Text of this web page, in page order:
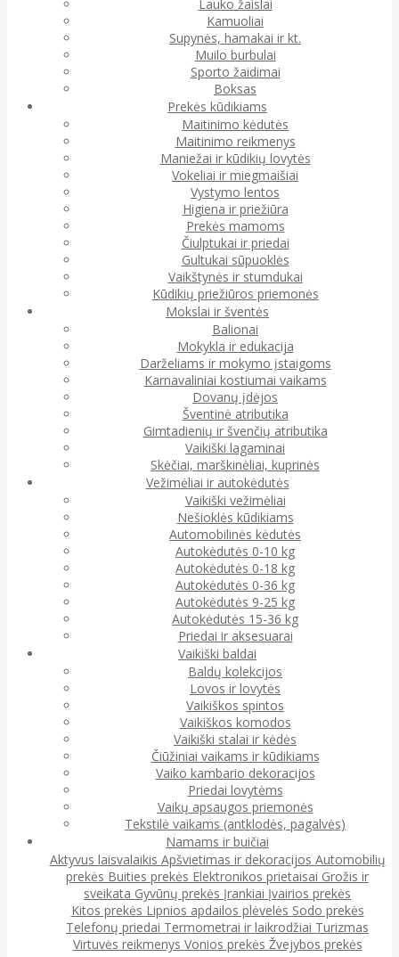
Lauko žaislai
Kamuoliai
Supynės, hamakai ir kt.
Muilo burbulai
Sporto žaidimai
Boksas
Prekės kūdikiams
Maitinimo kėdutės
Maitinimo reikmenys
Maniežai ir kūdikių lovytės
Vokeliai ir miegmaišiai
Vystymo lentos
Higiena ir priežiūra
Prekės mamoms
Čiulptukai ir priedai
Gultukai sūpuoklės
Vaikštynės ir stumdukai
Kūdikių priežiūros priemonės
Mokslai ir šventės
Balionai
Mokykla ir edukacija
Darželiams ir mokymo įstaigoms
Karnavaliniai kostiumai vaikams
Dovanų įdėjos
Šventinė atributika
Gimtadienių ir švenčių atributika
Vaikiški lagaminai
Skėčiai, marškinėliai, kuprinės
Vežimėliai ir autokėdutės
Vaikiški vežimėliai
Nešioklės kūdikiams
Automobilinės kėdutės
Autokėdutės 0-10 kg
Autokėdutės 0-18 kg
Autokėdutės 0-36 kg
Autokėdutės 9-25 kg
Autokėdutės 15-36 kg
Priedai ir aksesuarai
Vaikiški baldai
Baldų kolekcijos
Lovos ir lovytės
Vaikiškos spintos
Vaikiškos komodos
Vaikiški stalai ir kėdės
Čiūžiniai vaikams ir kūdikiams
Vaiko kambario dekoracijos
Priedai lovytėms
Vaikų apsaugos priemonės
Tekstilė vaikams (antklodės, pagalvės)
Namams ir buičiai
Aktyvus laisvalaikis Apšvietimas ir dekoracijos Automobilių
prekės Buities prekės Elektronikos prietaisai Grožis ir
sveikata Gyvūnų prekės Įrankiai Įvairios prekės
Kitos prekės Lipnios apdailos plėvelės Sodo prekės
Telefonų priedai Termometrai ir laikrodžiai Turizmas
Virtuvės reikmenys Vonios prekės Žvejybos prekės